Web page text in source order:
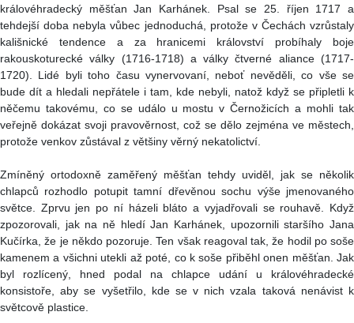
královéhradecký měšťan Jan Karhánek. Psal se 25. říjen 1717 a
tehdejší doba nebyla vůbec jednoduchá, protože v Čechách vzrůstaly
kališnické tendence a za hranicemi království probíhaly boje
rakouskoturecké války (1716-1718) a války čtverné aliance (1717-
1720). Lidé byli toho času vynervovaní, neboť nevěděli, co vše se
bude dít a hledali nepřátele i tam, kde nebyli, natož když se připletli k
něčemu takovému, co se událo u mostu v Černožicích a mohli tak
veřejně dokázat svoji pravověrnost, což se dělo zejména ve městech,
protože venkov zůstával z většiny věrný nekatolictví.
Zmíněný ortodoxně zaměřený měšťan tehdy uviděl, jak se několik
chlapců rozhodlo potupit tamní dřevěnou sochu výše jmenovaného
světce. Zprvu jen po ní házeli bláto a vyjadřovali se rouhavě. Když
zpozorovali, jak na ně hledí Jan Karhánek, upozornili staršího Jana
Kučírka, že je někdo pozoruje. Ten však reagoval tak, že hodil po soše
kamenem a všichni utekli až poté, co k soše přiběhl onen měšťan. Jak
byl rozlícený, hned podal na chlapce udání u královéhradecké
konsistoře, aby se vyšetřilo, kde se v nich vzala taková nenávist k
světcově plastice.